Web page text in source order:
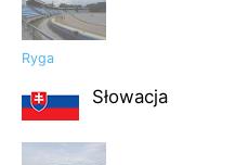
Ryga
Słowacja